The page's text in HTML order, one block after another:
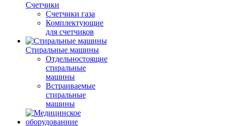
Счетчики
Счетчики газа
Комплектующие
для счетчиков
Стиральные машины
Отдельностоящие
стиральные
машины
Встраиваемые
стиральные
машины